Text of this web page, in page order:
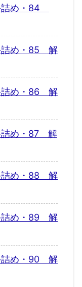
詰め・84
詰め・85 解
詰め・86 解
詰め・87 解
詰め・88 解
詰め・89 解
詰め・90 解